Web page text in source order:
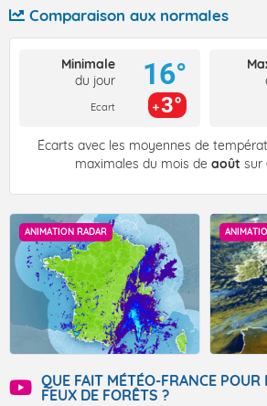
Comparaison aux normales
Minimale
du jour
Ecart
16°
3°
Écarts avec les moyennes de
maximales du mois de août sur
ANIMATION RADAR
QUE FAIT MÉTÉO-FRANCE POUR
FEUX DE FORÊTS ?